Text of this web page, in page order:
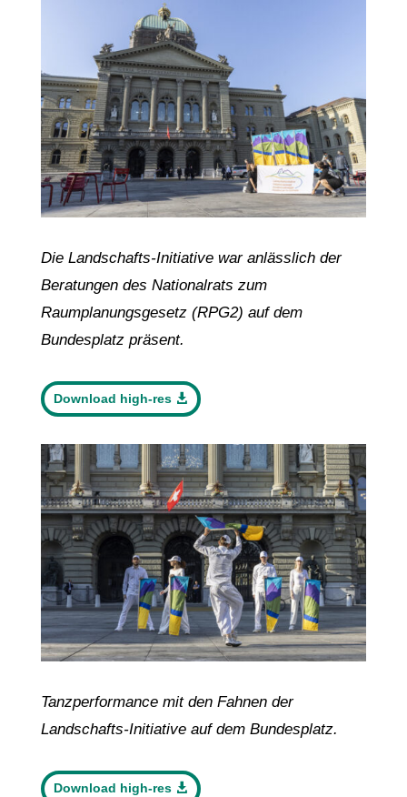
Die Landschafts-Initiative war anlässlich der
Beratungen des Nationalrats zum
Raumplanungsgesetz (RPG2) auf dem
Bundesplatz präsent.
Download high-res
Tanzperformance mit den Fahnen der
Landschafts-Initiative auf dem Bundesplatz.
Download high-res